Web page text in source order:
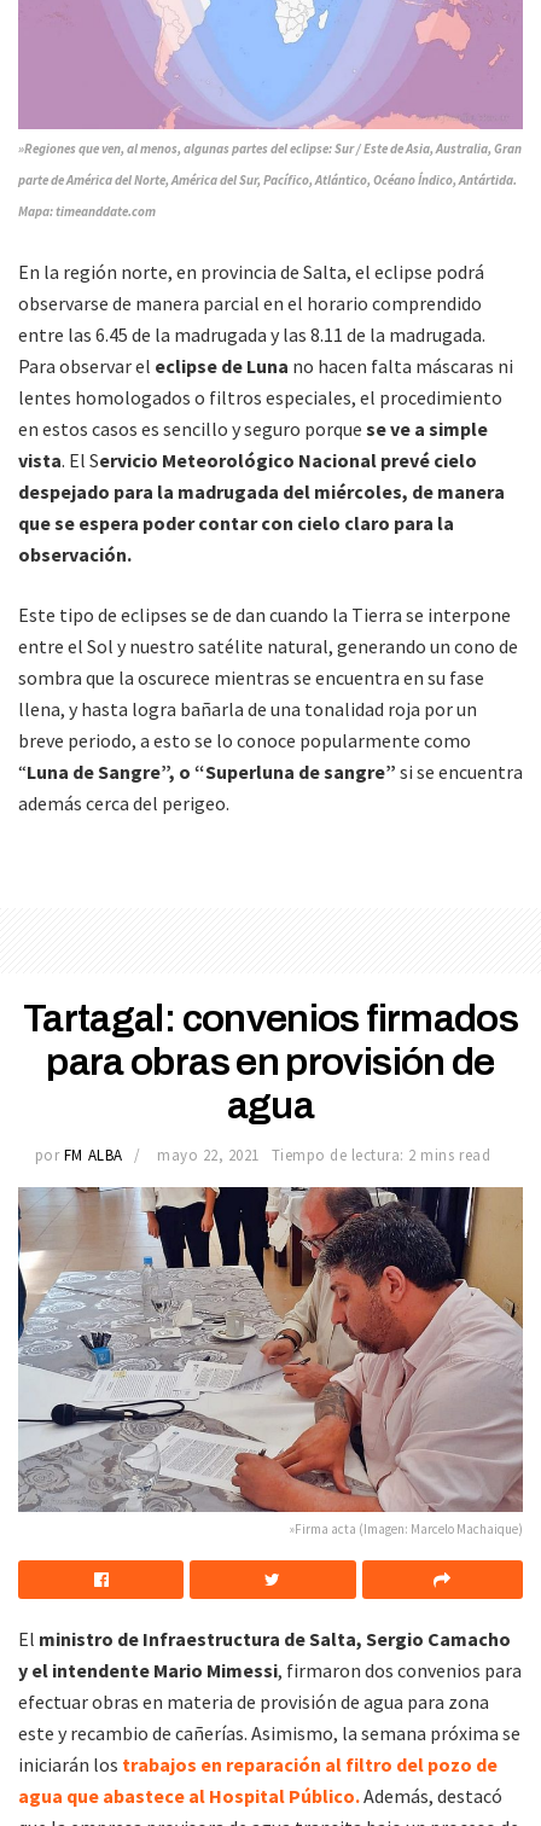
»Regiones que ven, al menos, algunas partes del eclipse: Sur / Este de Asia, Australia, Gran
parte de América del Norte, América del Sur, Pacífico, Atlántico, Océano Índico, Antártida.
Mapa: timeanddate.com
En la región norte, en provincia de Salta, el eclipse podrá
observarse de manera parcial en el horario comprendido
entre las 6.45 de la madrugada y las 8.11 de la madrugada.
Para observar el eclipse de Luna no hacen falta máscaras ni
lentes homologados o filtros especiales, el procedimiento
en estos casos es sencillo y seguro porque se ve a simple
vista. El Servicio Meteorológico Nacional prevé cielo
despejado para la madrugada del miércoles, de manera
que se espera poder contar con cielo claro para la
observación.
Este tipo de eclipses se de dan cuando la Tierra se interpone
entre el Sol y nuestro satélite natural, generando un cono de
sombra que la oscurece mientras se encuentra en su fase
llena, y hasta logra bañarla de una tonalidad roja por un
breve periodo, a esto se lo conoce popularmente como
“Luna de Sangre”, o “Superluna de sangre” si se encuentra
además cerca del perigeo.
Tartagal: convenios firmados
para obras en provisión de
agua
por FM ALBA mayo 22, 2021 Tiempo de lectura: 2 mins read
»Firma acta (Imagen: Marcelo Machaique)
El ministro de Infraestructura de Salta, Sergio Camacho
y el intendente Mario Mimessi, firmaron dos convenios para
efectuar obras en materia de provisión de agua para zona
este y recambio de cañerías. Asimismo, la semana próxima se
iniciarán los trabajos en reparación al filtro del pozo de
agua que abastece al Hospital Público.Además, destacó